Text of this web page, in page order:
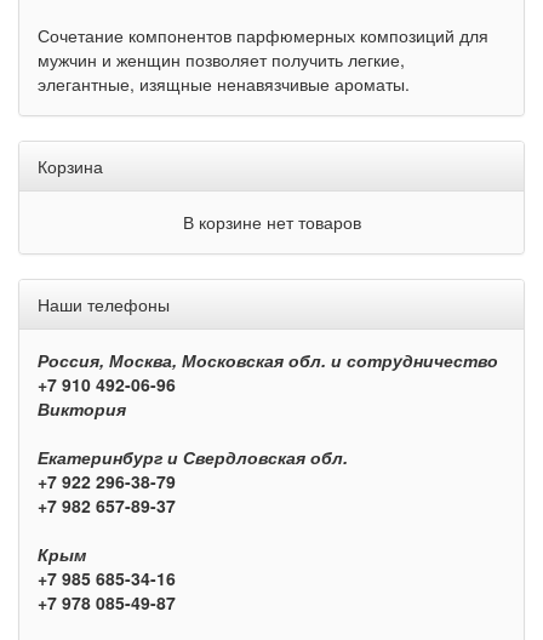
Сочетание компонентов парфюмерных композиций для
мужчин и женщин позволяет получить легкие,
элегантные, изящные ненавязчивые ароматы.
Корзина
В корзине нет товаров
Наши телефоны
Россия, Москва, Московская обл. и сотрудничество
+7 910 492-06-96
Виктория
Екатеринбург и Свердловская обл.
+7 922 296-38-79
+7 982 657-89-37
Крым
+7 985 685-34-16
+7 978 085-49-87